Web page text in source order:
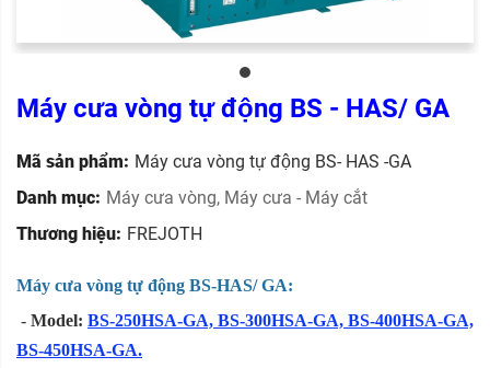
Máy cưa vòng tự động BS - HAS/ GA
Mã sản phẩm: Máy cưa vòng tự động BS- HAS -GA
Danh mục: Máy cưa vòng, Máy cưa - Máy cắt
Thương hiệu: FREJOTH
Máy cưa vòng tự động BS-HAS/ GA:
- Model: BS-250HSA-GA, BS-300HSA-GA, BS-400HSA-GA,
BS-450HSA-GA.